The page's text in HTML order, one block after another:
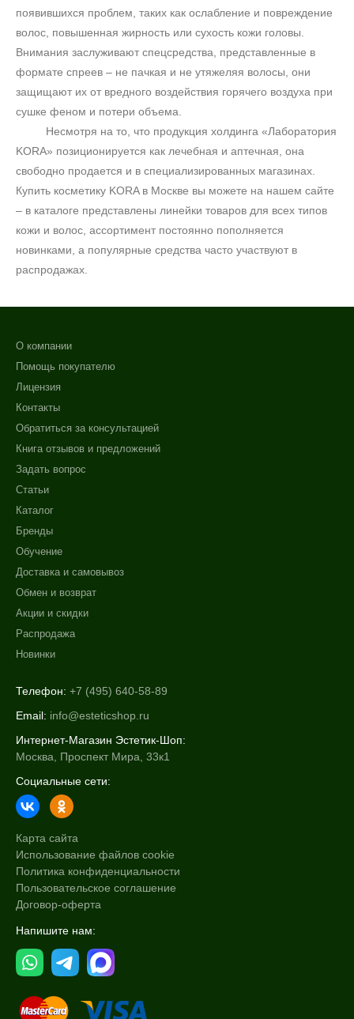
появившихся проблем, таких как ослабление и повреждение
волос, повышенная жирность или сухость кожи головы.
Внимания заслуживают спецсредства, представленные в
формате спреев – не пачкая и не утяжеляя волосы, они
защищают их от вредного воздействия горячего воздуха при
сушке феном и потери объема.
Несмотря на то, что продукция холдинга «Лаборатория
KORA» позиционируется как лечебная и аптечная, она
свободно продается и в специализированных магазинах.
Купить косметику KORA в Москве вы можете на нашем сайте
– в каталоге представлены линейки товаров для всех типов
кожи и волос, ассортимент постоянно пополняется
новинками, а популярные средства часто участвуют в
распродажах.
О компании
Помощь покупателю
Лицензия
Контакты
Обратиться за консультацией
Книга отзывов и предложений
Задать вопрос
Статьи
Каталог
Бренды
Обучение
Доставка и самовывоз
Обмен и возврат
Акции и скидки
Распродажа
Новинки
Телефон: +7 (495) 640-58-89
Email: info@esteticshop.ru
Интернет-Магазин Эстетик-Шоп:
Москва, Проспект Мира, 33к1
Социальные сети:
Карта сайта
Использование файлов cookie
Политика конфиденциальности
Пользовательское соглашение
Договор-оферта
Напишите нам: